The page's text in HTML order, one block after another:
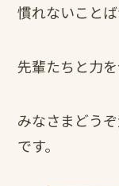
慣れないこと
先輩たちと力
みなさまどう
です。